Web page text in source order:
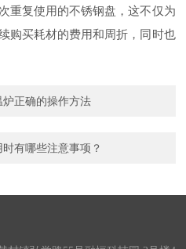
复使用的不锈钢盘，这不仅为
购买耗材的费用和周折，同时也
正确的操作方法
有哪些注意事项？